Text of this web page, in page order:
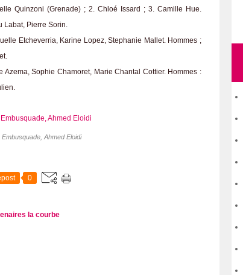
Quinzoni (Grenade) ; 2. Chloé Issard ; 3. Camille Hue.
Labat, Pierre Sorin.
Etcheverria, Karine Lopez, Stephanie Mallet. Hommes ;
Azema, Sophie Chamoret, Marie Chantal Cottier. Hommes :
Ahmed Eloidi
0
la courbe